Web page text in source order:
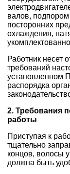
валов,
посторонних
охлаждения,
Работник несет
требований
установленном
распорядка
2. Требования
работы
Приступая к
тщательно
концов, волосы
должна быть